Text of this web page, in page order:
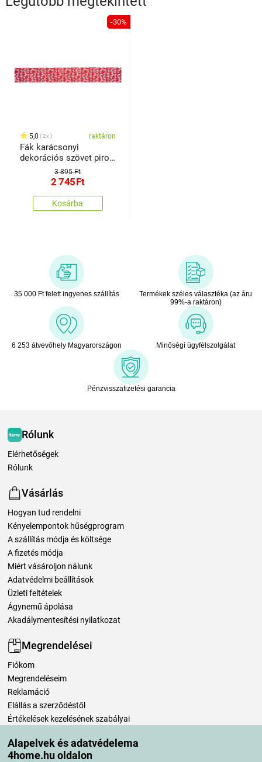
Alapelvek és adatvédelema
4home.hu oldalon
-30%
5,0 2x raktáron
Fák karácsonyi
dekorációs szövet piros,
28 x 250cm3 895 Ft
2 745Ft
Kosárba
35 000 Ft felett ingyenes szállítás
Termékek széles választéka (az áru
99%-a raktáron)
6 253 átvevőhely Magyarországon Minőségi ügyfélszolgálat
Pénzvisszafizetési garancia
Rólunk
Elérhetőségek
Rólunk
Vásárlás
Hogyan tud rendelni
Kényelempontok hűségprogram
A szállítás módja és költsége
A fizetés módja
Miért vásároljon nálunk
Adatvédelmi beállítások
Üzleti feltételek
Ágynemű ápolása
Akadálymentesítési nyilatkozat
Megrendelései
Fiókom
Megrendeléseim
Reklamáció
Elállás a szerződéstől
Értékelések kezelésének szabályai
Szállítási módok